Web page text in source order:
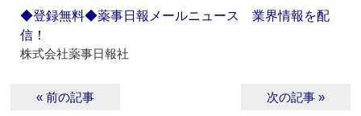
◆登録無料◆薬事日報メールニュース 業界情報を配
信！
株式会社薬事日報社
« 前の記事 次の記事 »